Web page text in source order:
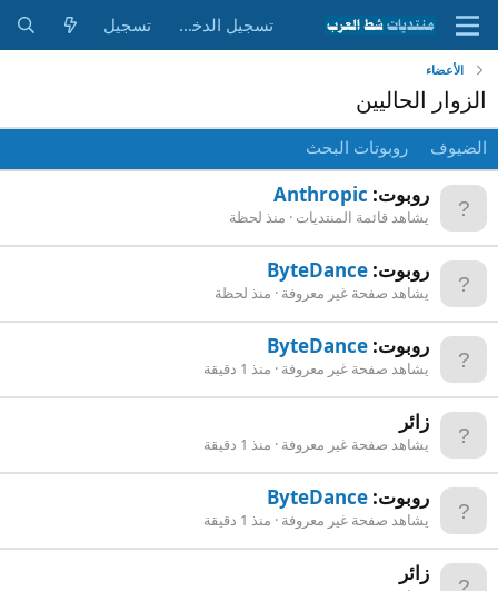
تسجيل الدخول تسجيل
الأعضاء
الزوار الحاليين
الضيوف روبوتات البحث
روبوت: Anthropic
يشاهد قائمة المنتديات منذ لحظة
روبوت: ByteDance
يشاهد صفحة غير معروفة منذ لحظة
روبوت: ByteDance
يشاهد صفحة غير معروفة منذ 1 دقيقة
زائر
يشاهد صفحة غير معروفة منذ 1 دقيقة
روبوت: ByteDance
يشاهد صفحة غير معروفة منذ 1 دقيقة
زائر